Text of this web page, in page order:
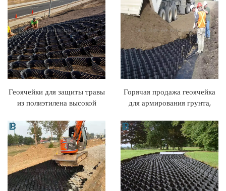
Геоячейки для защиты травы
из полиэтилена высокой
Текстурированные и
перфорированные геоячейки
из полиэтилена высокой
плотности (HDPE)
Горячая продажа геоячейка
для армирования грунта,
стабилизатор гравия для
подъездной дороги, HDPE
Geocell